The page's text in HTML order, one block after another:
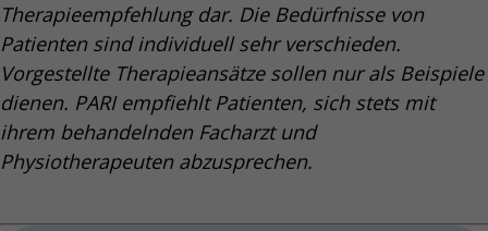
Therapieempfehlung dar. Die Bedürfnisse von
Patienten sind individuell sehr verschieden.
Vorgestellte Therapieansätze sollen nur als Beispiele
dienen. PARI empfiehlt Patienten, sich stets mit
ihrem behandelnden Facharzt und
Physiotherapeuten abzusprechen.